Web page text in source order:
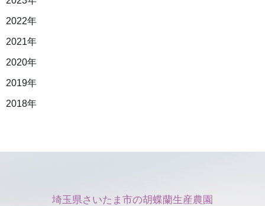
2022年
2021年
2020年
2019年
2018年
埼玉県さいたま市の胡蝶蘭生産農園